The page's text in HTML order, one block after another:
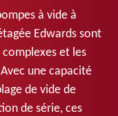
à vide à
Edwards sont
et les
une capacité
de vide de
de série, ces